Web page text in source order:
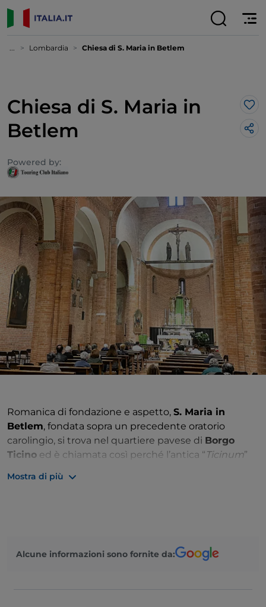
... Lombardia Chiesa di S. Maria in Betlem
Chiesa di S. Maria in
Betlem
Powered by:
Romanica di fondazione e aspetto, S. Maria in
Betlem, fondata sopra un precedente oratorio
carolingio, si trova nel quartiere pavese di Borgo
Ticino ed è chiamata così perché l’antica “ Ticinum”
diretti in Terra Santa e anche per la pertinenza della
Ospedale Ultraticino, ricovero per pellegrini, poveri
Mostra di più
Alcune informazioni sono fornite da: